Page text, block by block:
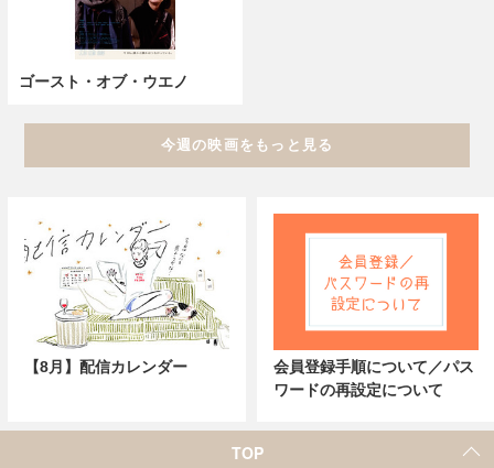
ゴースト・オブ・ウエノ
今週の映画をもっと見る
【8月】配信カレンダー
会員登録手順について／パス
ワードの再設定について
TOP